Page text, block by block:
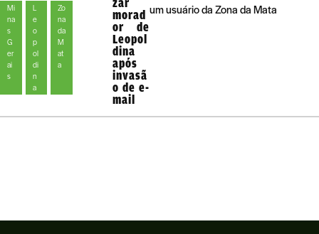
Mi
na
s
G
er
ai
s
L
e
o
p
ol
di
n
a
Zo
na
da
M
at
a
morad
or de
Leopol
dina
após
invasã
o de e-
mail
um usuário da Zona da Mata